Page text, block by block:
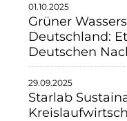
01.10.2025
Grüner
Deutschland:
Deutschen
29.09.2025
Starlab